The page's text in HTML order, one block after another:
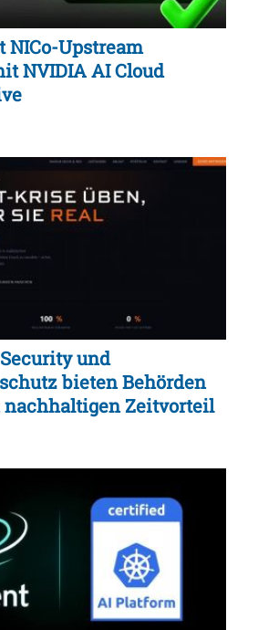
Upstream
NVIDIA AI Cloud
und
bieten Behörden
Zeitvorteil